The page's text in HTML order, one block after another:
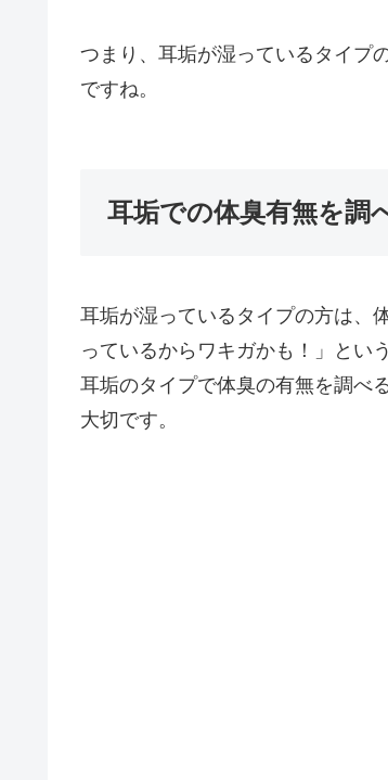
つまり、耳垢が湿っているタイプ
ですね。
耳垢での体臭有無を調
耳垢が湿っているタイプの方は、
っているからワキガかも！」とい
耳垢のタイプで体臭の有無を調べ
大切です。